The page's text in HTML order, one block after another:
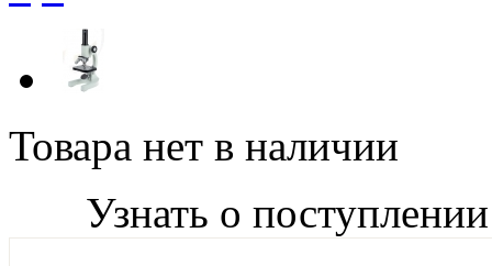
Товара нет в наличии
Узнать о поступлении